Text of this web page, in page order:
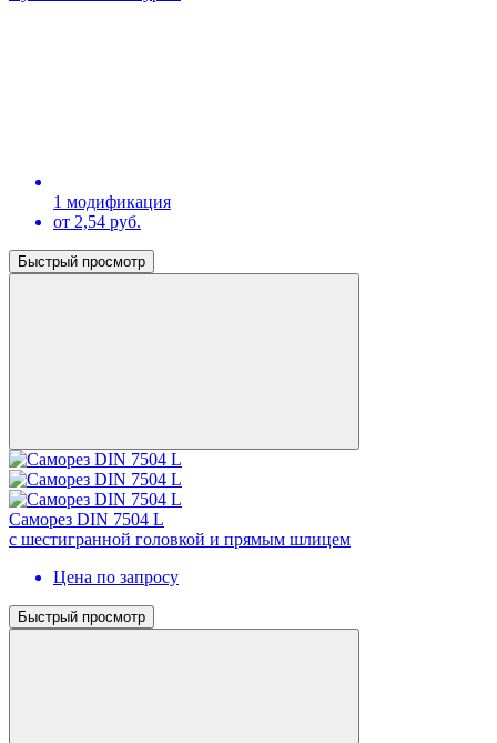
1 модификация
от 2,54 руб.
Быстрый просмотр
Саморез DIN 7504 L
с шестигранной головкой и прямым шлицем
Цена по запросу
Быстрый просмотр